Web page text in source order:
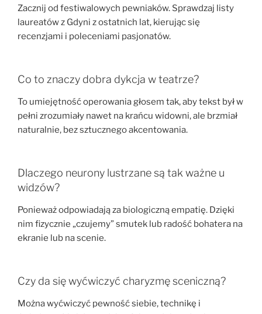
Zacznij od festiwalowych pewniaków. Sprawdzaj listy
laureatów z Gdyni z ostatnich lat, kierując się
recenzjami i poleceniami pasjonatów.
Co to znaczy dobra dykcja w teatrze?
To umiejętność operowania głosem tak, aby tekst był w
pełni zrozumiały nawet na krańcu widowni, ale brzmiał
naturalnie, bez sztucznego akcentowania.
Dlaczego neurony lustrzane są tak ważne u
widzów?
Ponieważ odpowiadają za biologiczną empatię. Dzięki
nim fizycznie „czujemy” smutek lub radość bohatera na
ekranie lub na scenie.
Czy da się wyćwiczyć charyzmę sceniczną?
Można wyćwiczyć pewność siebie, technikę i